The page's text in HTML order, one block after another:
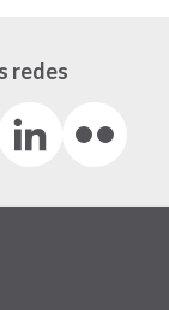
redes
LinkedIn
(link
(link
em